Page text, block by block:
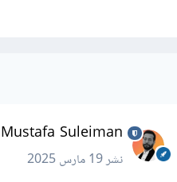
Mustafa Suleiman
نشر19 مارس 2025